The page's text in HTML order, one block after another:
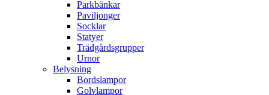
Parkbänkar
Paviljonger
Socklar
Statyer
Trädgårdsgrupper
Urnor
Belysning
Bordslampor
Golvlampor